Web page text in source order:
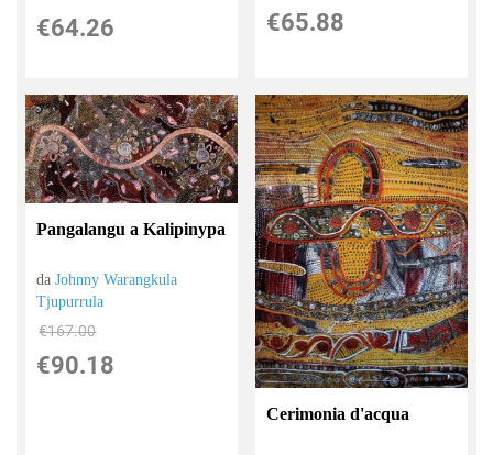
€64.26 €65.88
Pangalangu a Kalipinypa
daJohnny Warangkula
Tjupurrula
€167.00
€90.18
Cerimonia d'acqua